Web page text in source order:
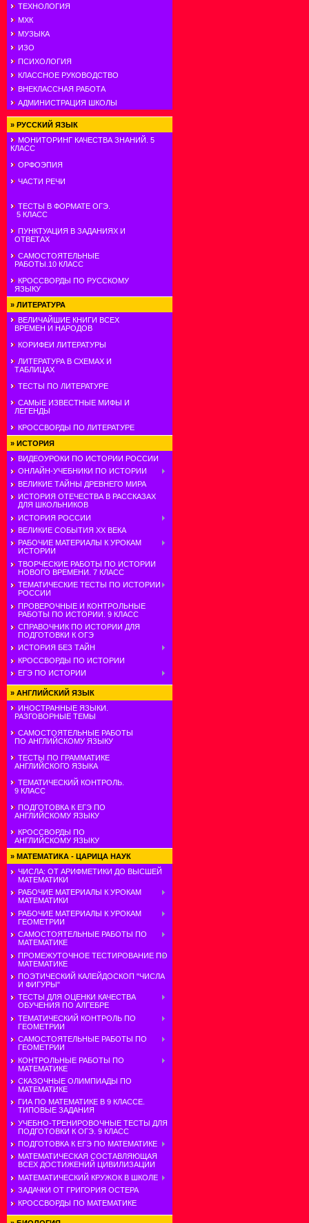
ТЕХНОЛОГИЯ
МХК
МУЗЫКА
ИЗО
ПСИХОЛОГИЯ
КЛАССНОЕ РУКОВОДСТВО
ВНЕКЛАССНАЯ РАБОТА
АДМИНИСТРАЦИЯ ШКОЛЫ
» РУССКИЙ ЯЗЫК
МОНИТОРИНГ КАЧЕСТВА ЗНАНИЙ. 5
КЛАСС
ОРФОЭПИЯ
ЧАСТИ РЕЧИ
ТЕСТЫ В ФОРМАТЕ ОГЭ.
5 КЛАСС
ПУНКТУАЦИЯ В ЗАДАНИЯХ И
ОТВЕТАХ
САМОСТОЯТЕЛЬНЫЕ
РАБОТЫ.10 КЛАСС
КРОССВОРДЫ ПО РУССКОМУ
ЯЗЫКУ
» ЛИТЕРАТУРА
ВЕЛИЧАЙШИЕ КНИГИ ВСЕХ
ВРЕМЕН И НАРОДОВ
КОРИФЕИ ЛИТЕРАТУРЫ
ЛИТЕРАТУРА В СХЕМАХ И
ТАБЛИЦАХ
ТЕСТЫ ПО ЛИТЕРАТУРЕ
САМЫЕ ИЗВЕСТНЫЕ МИФЫ И
ЛЕГЕНДЫ
КРОССВОРДЫ ПО ЛИТЕРАТУРЕ
» ИСТОРИЯ
ВИДЕОУРОКИ ПО ИСТОРИИ РОССИИ
ОНЛАЙН-УЧЕБНИКИ ПО ИСТОРИИ
ВЕЛИКИЕ ТАЙНЫ ДРЕВНЕГО МИРА
ИСТОРИЯ ОТЕЧЕСТВА В РАССКАЗАХ
ДЛЯ ШКОЛЬНИКОВ
ИСТОРИЯ РОССИИ
ВЕЛИКИЕ СОБЫТИЯ ХХ ВЕКА
РАБОЧИЕ МАТЕРИАЛЫ К УРОКАМ
ИСТОРИИ
ТВОРЧЕСКИЕ РАБОТЫ ПО ИСТОРИИ
НОВОГО ВРЕМЕНИ. 7 КЛАСС
ТЕМАТИЧЕСКИЕ ТЕСТЫ ПО ИСТОРИИ
РОССИИ
ПРОВЕРОЧНЫЕ И КОНТРОЛЬНЫЕ
РАБОТЫ ПО ИСТОРИИ. 9 КЛАСС
СПРАВОЧНИК ПО ИСТОРИИ ДЛЯ
ПОДГОТОВКИ К ОГЭ
ИСТОРИЯ БЕЗ ТАЙН
КРОССВОРДЫ ПО ИСТОРИИ
ЕГЭ ПО ИСТОРИИ
» АНГЛИЙСКИЙ ЯЗЫК
ИНОСТРАННЫЕ ЯЗЫКИ.
РАЗГОВОРНЫЕ ТЕМЫ
САМОСТОЯТЕЛЬНЫЕ РАБОТЫ
ПО АНГЛИЙСКОМУ ЯЗЫКУ
ТЕСТЫ ПО ГРАММАТИКЕ
АНГЛИЙСКОГО ЯЗЫКА
ТЕМАТИЧЕСКИЙ КОНТРОЛЬ.
9 КЛАСС
ПОДГОТОВКА К ЕГЭ ПО
АНГЛИЙСКОМУ ЯЗЫКУ
КРОССВОРДЫ ПО
АНГЛИЙСКОМУ ЯЗЫКУ
» МАТЕМАТИКА - ЦАРИЦА НАУК
ЧИСЛА: ОТ АРИФМЕТИКИ ДО ВЫСШЕЙ
МАТЕМАТИКИ
РАБОЧИЕ МАТЕРИАЛЫ К УРОКАМ
МАТЕМАТИКИ
РАБОЧИЕ МАТЕРИАЛЫ К УРОКАМ
ГЕОМЕТРИИ
САМОСТОЯТЕЛЬНЫЕ РАБОТЫ ПО
МАТЕМАТИКЕ
ПРОМЕЖУТОЧНОЕ ТЕСТИРОВАНИЕ ПО
МАТЕМАТИКЕ
ПОЭТИЧЕСКИЙ КАЛЕЙДОСКОП "ЧИСЛА
И ФИГУРЫ"
ТЕСТЫ ДЛЯ ОЦЕНКИ КАЧЕСТВА
ОБУЧЕНИЯ ПО АЛГЕБРЕ
ТЕМАТИЧЕСКИЙ КОНТРОЛЬ ПО
ГЕОМЕТРИИ
САМОСТОЯТЕЛЬНЫЕ РАБОТЫ ПО
ГЕОМЕТРИИ
КОНТРОЛЬНЫЕ РАБОТЫ ПО
МАТЕМАТИКЕ
СКАЗОЧНЫЕ ОЛИМПИАДЫ ПО
МАТЕМАТИКЕ
ГИА ПО МАТЕМАТИКЕ В 9 КЛАССЕ.
ТИПОВЫЕ ЗАДАНИЯ
УЧЕБНО-ТРЕНИРОВОЧНЫЕ ТЕСТЫ ДЛЯ
ПОДГОТОВКИ К ОГЭ. 9 КЛАСС
ПОДГОТОВКА К ЕГЭ ПО МАТЕМАТИКЕ
МАТЕМАТИЧЕСКАЯ СОСТАВЛЯЮЩАЯ
ВСЕХ ДОСТИЖЕНИЙ ЦИВИЛИЗАЦИИ
МАТЕМАТИЧЕСКИЙ КРУЖОК В ШКОЛЕ
ЗАДАЧКИ ОТ ГРИГОРИЯ ОСТЕРА
КРОССВОРДЫ ПО МАТЕМАТИКЕ